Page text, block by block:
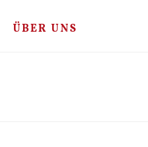
ÜBER UNS